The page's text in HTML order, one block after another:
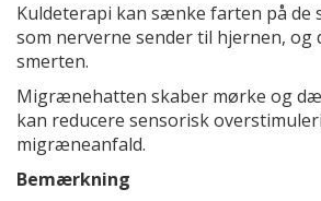
Kuldeterapi kan sænke farten på de
som nerverne sender til hjernen, og
smerten.
Migrænehatten skaber mørke og
kan reducere sensorisk
migræneanfald.
Bemærkning